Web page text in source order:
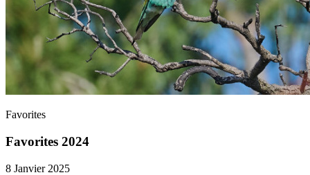
Favorites
Favorites 2024
8 Janvier 2025